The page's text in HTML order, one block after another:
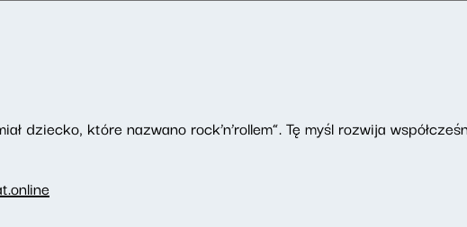
dziecko, które nazwano rock’n’rollem”. Tę myśl rozwija